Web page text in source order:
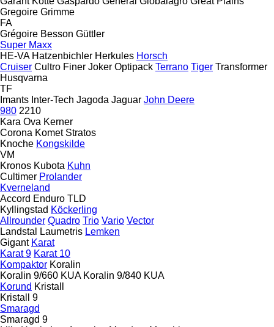
Gregoire Grimme
FA
Grégoire Besson Güttler
Super Maxx
HE-VA Hatzenbichler Herkules Horsch
Cruiser Cultro Finer Joker Optipack Terrano Tiger Transformer
Husqvarna
TF
Imants Inter-Tech Jagoda Jaguar John Deere
980 2210
Kara Ova Kerner
Corona Komet Stratos
Knoche Kongskilde
VM
Kronos Kubota Kuhn
Cultimer Prolander
Kverneland
Accord Enduro TLD
Kyllingstad Köckerling
Allrounder Quadro Trio Vario Vector
Landstal
Laumetris Lemken
Gigant Karat
Karat 9 Karat 10
Kompaktor Koralin
Koralin 9/660 KUA Koralin 9/840 KUA
Korund Kristall
Kristall 9
Smaragd
Smaragd 9